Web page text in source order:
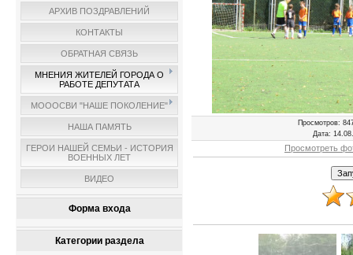
АРХИВ ПОЗДРАВЛЕНИЙ
КОНТАКТЫ
ОБРАТНАЯ СВЯЗЬ
МНЕНИЯ ЖИТЕЛЕЙ ГОРОДА О
РАБОТЕ ДЕПУТАТА
МОООСВИ "НАШЕ ПОКОЛЕНИЕ"
НАША ПАМЯТЬ
ГЕРОИ НАШЕЙ СЕМЬИ - ИСТОРИЯ
ВОЕННЫХ ЛЕТ
ВИДЕО
Форма входа
Категории раздела
Просмотров:
Дата:
Просмотреть